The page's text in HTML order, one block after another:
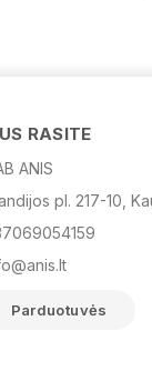
RASITE
ANIS
pl. 217-10,
Parduotuvės